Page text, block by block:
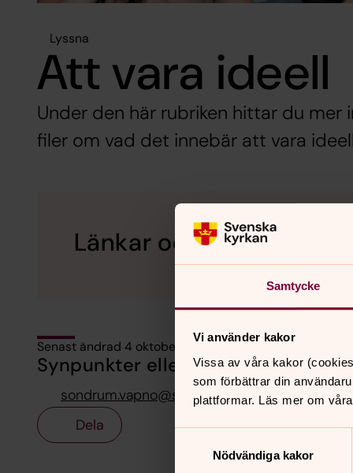
Samtycke
Vi använder kakor
Vissa av våra kakor
som förbättrar din
plattformar. Läs mer om
Nödvändiga kakor
Lyssna
Att vara ideell
Under den här rubriken hittar du
filer om vad det innebär att vara
Länkar och dokument
Senast ändrad 4 oktober 2017
Synpunkter eller frågor på sidans
sondrum.vapno@svenskakyrkan.se
Dela